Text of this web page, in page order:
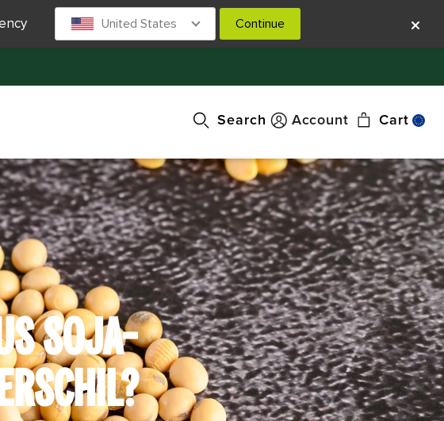
Search Account Cart
SOJA-
United States Continue